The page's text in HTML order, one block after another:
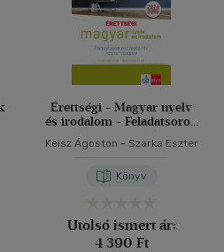
Érettségi - Magyar nyelv
és irodalom - Feladatsorok
a középszintű írásbeli
vizsgára
Keisz Ágoston - Szarka Eszter
Könyv
Utolsó ismert ár:
4 390 Ft